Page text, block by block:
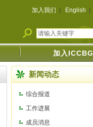
加入我们 English
加入ICCBG
新闻动态
综合报道
工作进展
成员消息